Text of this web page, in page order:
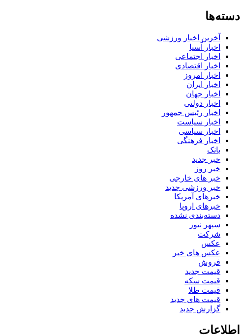
دسته‌ها
آخرین اخبار ورزشی
اخبار آسیا
اخبار اجتماعی
اخبار اقتصادی
اخبار امروز
اخبار ایران
اخبار جهان
اخبار دولتی
اخبار رئیس جمهور
اخبار سیاست
اخبار سیاسی
اخبار فرهنگی
بانک
خبر جدید
خبر روز
خبر های خارجی
خبر ورزشی جدید
خبرهای آمریکا
خبرهای اروپا
دسته‌بندی نشده
سپهر نیوز
شرکت
عکس
عکس های خبر
فروش
قیمت جدید
قیمت سکه
قیمت طلا
قیمت های جدید
گزارش جدید
اطلاعات